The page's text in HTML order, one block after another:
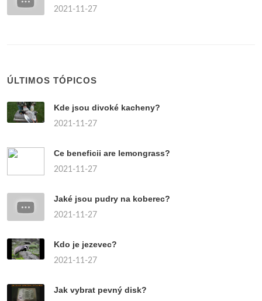
2021-11-27
ÚLTIMOS TÓPICOS
Kde jsou divoké kacheny?
2021-11-27
Ce beneficii are lemongrass?
2021-11-27
Jaké jsou pudry na koberec?
2021-11-27
Kdo je jezevec?
2021-11-27
Jak vybrat pevný disk?